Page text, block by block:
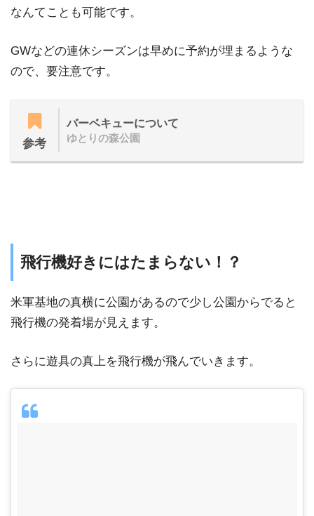
なんてことも可能です。
GWなどの連休シーズンは早めに予約が埋まるような
ので、要注意です。
参考
バーベキューについて
ゆとりの森公園
飛行機好きにはたまらない！？
米軍基地の真横に公園があるので少し公園からでると
飛行機の発着場が見えます。
さらに遊具の真上を飛行機が飛んでいきます。